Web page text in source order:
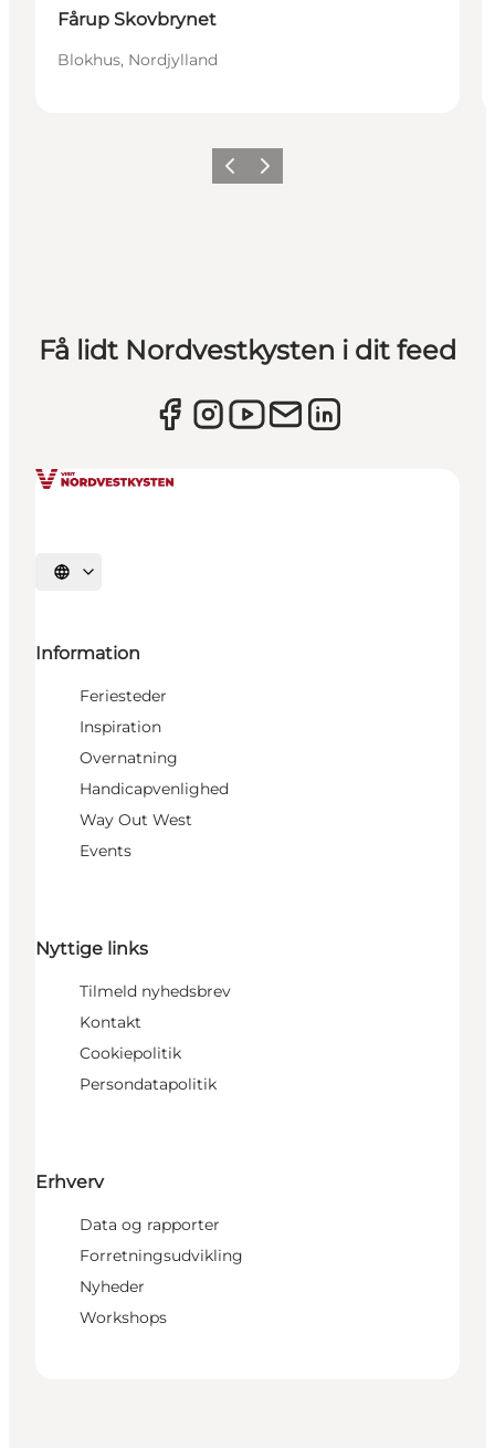
Fårup Skovbrynet
Blokhus, Nordjylland
ForrigeNæste
Få lidt Nordvestkysten i dit feed
Vælg sprog
Information
Feriesteder
Inspiration
Overnatning
Handicapvenlighed
Way Out West
Events
Nyttige links
Tilmeld nyhedsbrev
Kontakt
Cookiepolitik
Persondatapolitik
Erhverv
Data og rapporter
Forretningsudvikling
Nyheder
Workshops